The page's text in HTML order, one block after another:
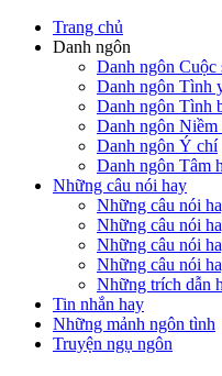
Trang chủ
Danh ngôn
Danh ngôn Cuộc
Danh ngôn Tình
Danh ngôn Tình
Danh ngôn Niềm
Danh ngôn Ý chí
Danh ngôn Tâm
Những câu nói hay
Những câu nói
Những câu nói
Những câu nói
Những câu nói
Những trích dẫn
Tin nhắn hay
Những mảnh ngôn tình
Truyện ngụ ngôn